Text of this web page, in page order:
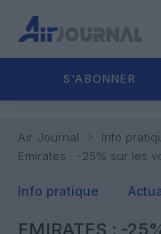
S'ABONNER
Air Journal
Info
Emirates : -25% sur les
Info pratique
EMIRATES : -